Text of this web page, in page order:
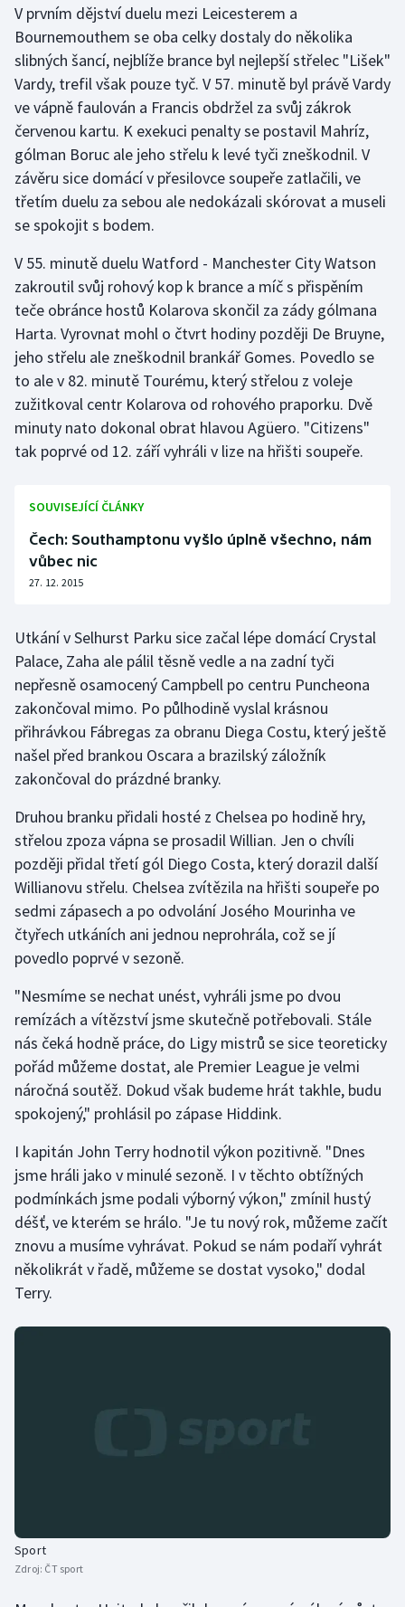
Triatlon
Veslování
Vodní slalom
Volejbal
Ostatní
V prvním dějství duelu mezi Leicesterem a
Bournemouthem se oba celky dostaly do několika
slibných šancí, nejblíže brance byl nejlepší střelec "Lišek"
Vardy, trefil však pouze tyč. V 57. minutě byl právě Vardy
ve vápně faulován a Francis obdržel za svůj zákrok
červenou kartu. K exekuci penalty se postavil Mahríz,
gólman Boruc ale jeho střelu k levé tyči zneškodnil. V
závěru sice domácí v přesilovce soupeře zatlačili, ve
třetím duelu za sebou ale nedokázali skórovat a museli
se spokojit s bodem.
V 55. minutě duelu Watford - Manchester City Watson
zakroutil svůj rohový kop k brance a míč s přispěním
teče obránce hostů Kolarova skončil za zády gólmana
Harta. Vyrovnat mohl o čtvrt hodiny později De Bruyne,
jeho střelu ale zneškodnil brankář Gomes. Povedlo se
to ale v 82. minutě Tourému, který střelou z voleje
zužitkoval centr Kolarova od rohového praporku. Dvě
minuty nato dokonal obrat hlavou Agüero. "Citizens"
tak poprvé od 12. září vyhráli v lize na hřišti soupeře.
SOUVISEJÍCÍ ČLÁNKY
Čech: Southamptonu vyšlo úplně všechno, nám
vůbec nic
27. 12. 2015
Utkání v Selhurst Parku sice začal lépe domácí Crystal
Palace, Zaha ale pálil těsně vedle a na zadní tyči
nepřesně osamocený Campbell po centru Puncheona
zakončoval mimo. Po půlhodině vyslal krásnou
přihrávkou Fábregas za obranu Diega Costu, který ještě
našel před brankou Oscara a brazilský záložník
zakončoval do prázdné branky.
Druhou branku přidali hosté z Chelsea po hodině hry,
střelou zpoza vápna se prosadil Willian. Jen o chvíli
později přidal třetí gól Diego Costa, který dorazil další
Willianovu střelu. Chelsea zvítězila na hřišti soupeře po
sedmi zápasech a po odvolání Josého Mourinha ve
čtyřech utkáních ani jednou neprohrála, což se jí
povedlo poprvé v sezoně.
"Nesmíme se nechat unést, vyhráli jsme po dvou
remízách a vítězství jsme skutečně potřebovali. Stále
nás čeká hodně práce, do Ligy mistrů se sice teoreticky
pořád můžeme dostat, ale Premier League je velmi
náročná soutěž. Dokud však budeme hrát takhle, budu
spokojený," prohlásil po zápase Hiddink.
I kapitán John Terry hodnotil výkon pozitivně. "Dnes
jsme hráli jako v minulé sezoně. I v těchto obtížných
podmínkách jsme podali výborný výkon," zmínil hustý
déšť, ve kterém se hrálo. "Je tu nový rok, můžeme začít
znovu a musíme vyhrávat. Pokud se nám podaří vyhrát
několikrát v řadě, můžeme se dostat vysoko," dodal
Terry.
Sport
Zdroj: ČT sport